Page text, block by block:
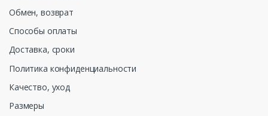
Обмен, возврат
Способы оплаты
Доставка, сроки
Политика конфиденциальности
Качество, уход
Размеры